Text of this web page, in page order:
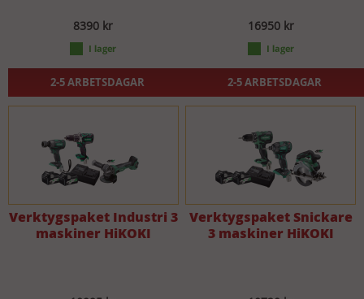
8390 kr
2-5 ARBETSDAGAR
16950 kr
2-5 ARBETSDAGAR
Verktygspaket Industri 3
maskiner HiKOKI
Verktygspaket Snickare
3 maskiner HiKOKI